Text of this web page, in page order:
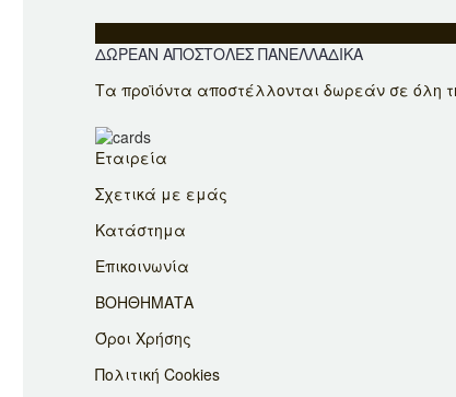
ΔΩΡΕΑΝ ΑΠΟΣΤΟΛΕΣ ΠΑΝΕΛΛΑΔΙΚΑ
Τα προϊόντα αποστέλλονται δωρεάν σε όλη
Εταιρεία
Σχετικά με εμάς
Κατάστημα
Επικοινωνία
ΒΟΗΘΗΜΑΤΑ
Όροι Χρήσης
Πολιτική Cookies